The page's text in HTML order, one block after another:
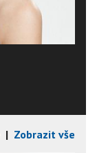
| Zobrazit vše